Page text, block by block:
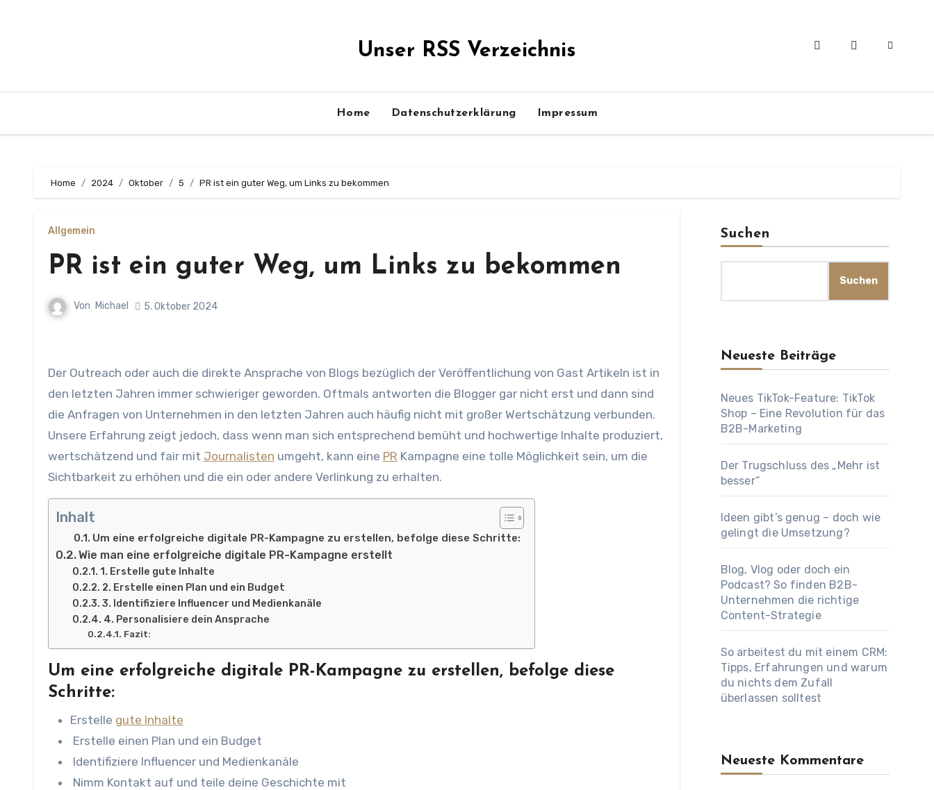
Unser RSS Verzeichnis
Home Datenschutzerklärung Impressum
Home 2024 Oktober 5 PR ist ein guter Weg, um Links zu bekommen
Allgemein
PR ist ein guter Weg, um Links zu bekommen
Von Michael 5. Oktober 2024
Der Outreach oder auch die direkte Ansprache von Blogs bezüglich der Veröffentlichung von Gast Artikeln ist in
den letzten Jahren immer schwieriger geworden. Oftmals antworten die Blogger gar nicht erst und dann sind
die Anfragen von Unternehmen in den letzten Jahren auch häufig nicht mit großer Wertschätzung verbunden.
Unsere Erfahrung zeigt jedoch, dass wenn man sich entsprechend bemüht und hochwertige Inhalte produziert,
wertschätzend und fair mit Journalisten umgeht, kann eine PR Kampagne eine tolle Möglichkeit sein, um die
Sichtbarkeit zu erhöhen und die ein oder andere Verlinkung zu erhalten.
Inhalt
Um eine erfolgreiche digitale PR-Kampagne zu erstellen, befolge diese Schritte:
Wie man eine erfolgreiche digitale PR-Kampagne erstellt
1. Erstelle gute Inhalte
2. Erstelle einen Plan und ein Budget
3. Identifiziere Influencer und Medienkanäle
4. Personalisiere dein Ansprache
Fazit:
Um eine erfolgreiche digitale PR-Kampagne zu erstellen, befolge diese
Schritte:
Erstelle gute Inhalte
Erstelle einen Plan und ein Budget
Identifiziere Influencer und Medienkanäle
Nimm Kontakt auf und teile deine Geschichte mit
Suchen
Suchen
Neueste Beiträge
Neues TikTok-Feature: TikTok
Shop – Eine Revolution für das
B2B-Marketing
Der Trugschluss des „Mehr ist
besser“
Ideen gibt’s genug – doch wie
gelingt die Umsetzung?
Blog, Vlog oder doch ein
Podcast? So finden B2B-
Unternehmen die richtige
Content-Strategie
So arbeitest du mit einem CRM:
Tipps, Erfahrungen und warum
du nichts dem Zufall
überlassen solltest
Neueste Kommentare